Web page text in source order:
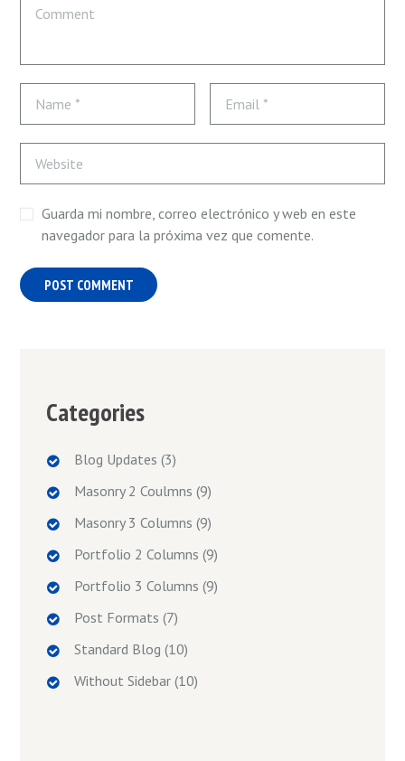
Guarda mi nombre, correo electrónico y web en este
navegador para la próxima vez que comente.
Categories
Blog Updates (3)
Masonry 2 Coulmns (9)
Masonry 3 Columns (9)
Portfolio 2 Columns (9)
Portfolio 3 Columns (9)
Post Formats (7)
Standard Blog (10)
Without Sidebar(10)